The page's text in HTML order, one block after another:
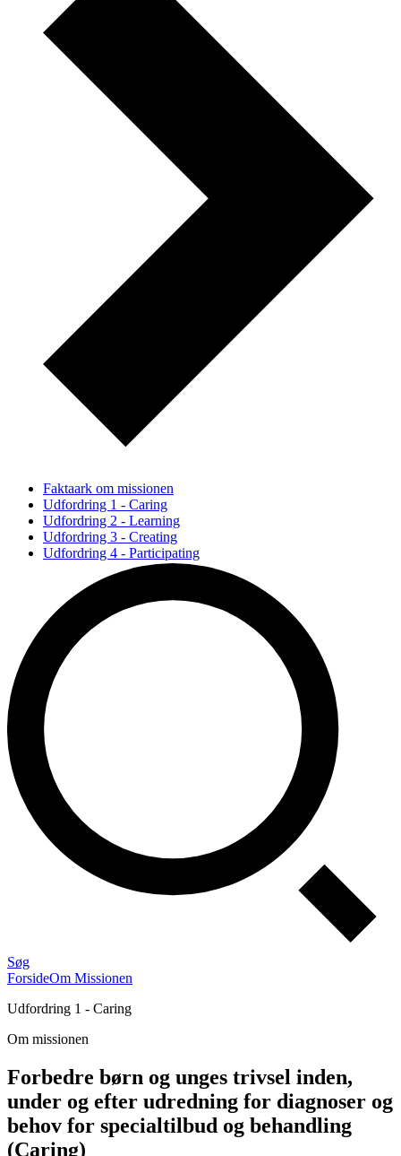
Faktaark om missionen
Udfordring 1 - Caring
Udfordring 2 - Learning
Udfordring 3 - Creating
Udfordring 4 - Participating
Delmål - Øge fysisk, psykisk og social trivsel
Søg
ForsideOm Missionen
Udfordring 1 - Caring
Om missionen
Forbedre børn og unges trivsel inden,
under og efter udredning for diagnoser og
behov for specialtilbud og behandling
(Caring)